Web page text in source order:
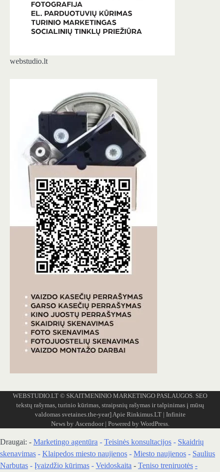
webstudio.lt
WEBSTUDIO.LT © SKAITMENINIO MARKETINGO PASLAUGOS. SEO
tekstų rašymas, turinio kūrimas, straipsnių rašymas ir talpinimas į mūsų
valdomas svetaines.the-year]Apie Rinkimus.LT| Infinite
News by Ascendoor| Powered by WordPress.
Draugai: - Marketingo agentūra - Teisinės konsultacijos - Skaidrių
skenavimas - Klaipedos miesto naujienos - Miesto naujienos - Saulius
Narbutas - Įvaizdžio kūrimas - Veidoskaita - Teniso treniruotės -